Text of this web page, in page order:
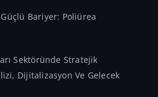
Bariyer: Poliürea
Sektöründe Stratejik
Dijitalizasyon Ve Gelecek